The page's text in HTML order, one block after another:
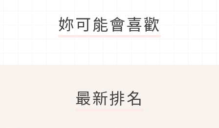
妳可能會喜歡
最新排名